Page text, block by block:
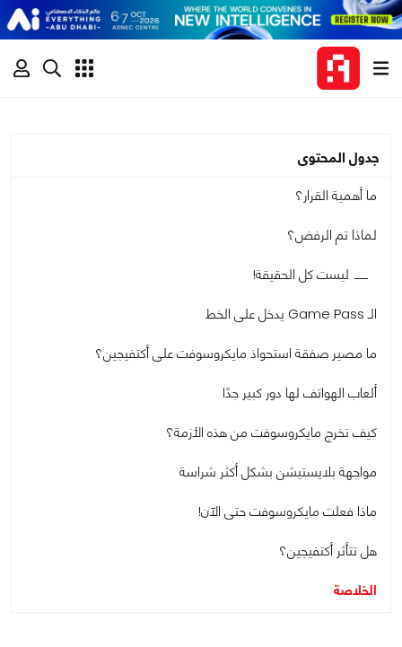
جدول المحتوى
ما أهمية القرار؟
لماذا تم الرفض؟
ليست كل الحقيقة!
الـ Game Pass يدخل على الخط
ما مصير صفقة استحواذ مايكروسوفت على أكتفيجين؟
ألعاب الهواتف لها دور كبير جدًا
كيف تخرج مايكروسوفت من هذه الأزمة؟
مواجهة بلايستيشن بشكل أكثر شراسة
ماذا فعلت مايكروسوفت حتى الآن!
هل تتأثر أكتفيجين؟
الخلاصة